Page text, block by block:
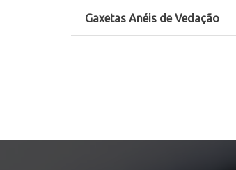
Gaxetas Anéis de Vedação